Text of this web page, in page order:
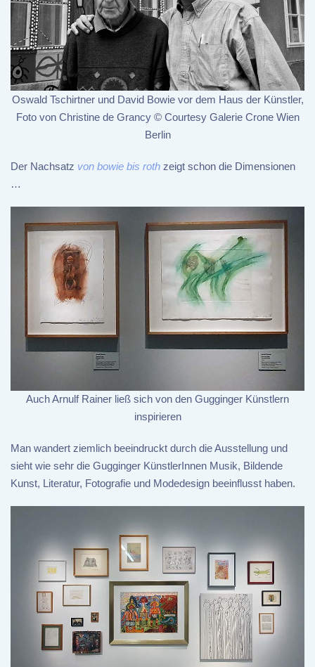
Oswald Tschirtner und David Bowie vor dem Haus der Künstler,
Foto von Christine de Grancy © Courtesy Galerie Crone Wien
Berlin
Der Nachsatz von bowie bis roth zeigt schon die Dimensionen
…
Auch Arnulf Rainer ließ sich von den Gugginger Künstlern
inspirieren
Man wandert ziemlich beeindruckt durch die Ausstellung und
sieht wie sehr die Gugginger KünstlerInnen Musik, Bildende
Kunst, Literatur, Fotografie und Modedesign beeinflusst haben.